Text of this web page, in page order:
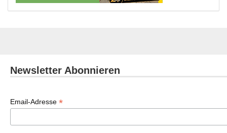
Newsletter Abonnieren
Email-Adresse *